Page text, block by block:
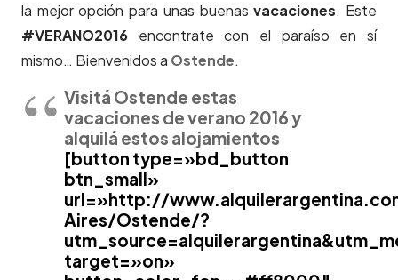
la mejor opción para unas buenasvacaciones. Este
#VERANO2016 encontrate con el paraíso en sí
mismo… Bienvenidos a Ostende.
Visitá Ostende estas
vacaciones de verano 2016 y
alquilá estos alojamientos
[button type=»bd_button
btn_small»
url=»http://
Aires/Ostende/?
target=»on»